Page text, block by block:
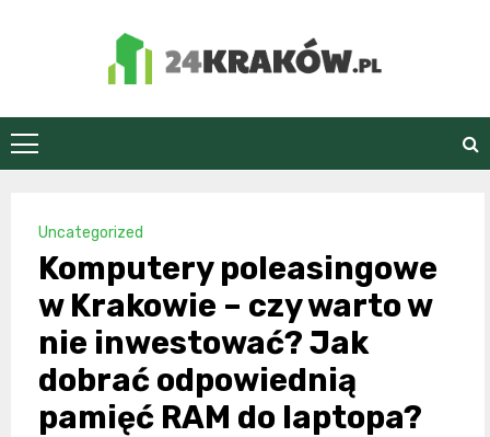
24Kraków.pl
Uncategorized
Komputery poleasingowe
w Krakowie – czy warto w
nie inwestować? Jak
dobrać odpowiednią
pamięć RAM do laptopa?